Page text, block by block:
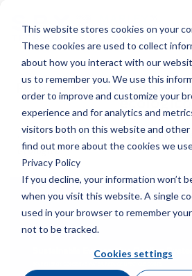
This website stores cookies on your
These cookies are used to collect
about how you interact with our
us to remember you. We use this
order to improve and customize your
experience and for analytics and
visitors both on this website and other
find out more about the cookies we
Privacy Policy
If you decline, your information won’t
when you visit this website. A single
used in your browser to remember
not to be tracked.
Cookies settings
Folleto de
ecológico
Inicio / Biblioteca /Folleto de
ecológico